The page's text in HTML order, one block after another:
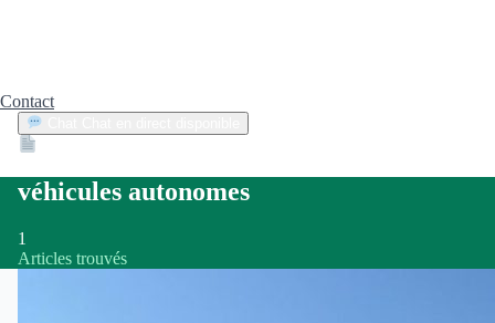
Contact
véhicules autonomes
1
Articles trouvés